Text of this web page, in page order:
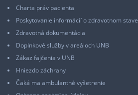
Charta práv pacienta
Poskytovanie informácií o zdravotnom stave
Zdravotná dokumentácia
Doplnkové služby v areáloch UNB
Zákaz fajčenia v UNB
Hniezdo záchrany
Čaká ma ambulantné vyšetrenie